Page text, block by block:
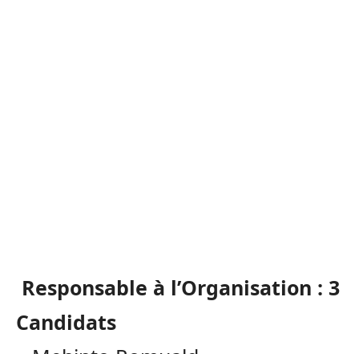
Responsable à l’Organisation : 3
Candidats